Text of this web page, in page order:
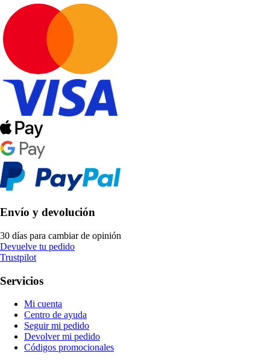
Envío y devolución
30 días para cambiar de opinión
Devuelve tu pedido
Trustpilot
Servicios
Mi cuenta
Centro de ayuda
Seguir mi pedido
Devolver mi pedido
Códigos promocionales